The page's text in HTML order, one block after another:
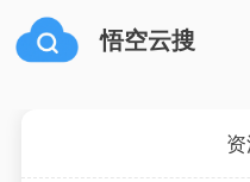
悟空云搜